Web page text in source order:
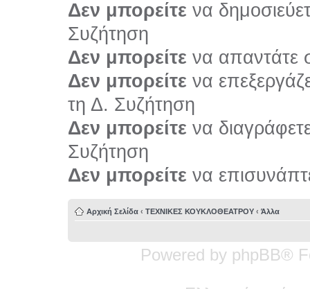
Δεν μπορείτε να
Συζήτηση
Δεν μπορείτε να απαντάτε
Δεν μπορείτε να
τη Δ. Συζήτηση
Δεν μπορείτε να
Συζήτηση
Δεν μπορείτε να
Αρχική Σελίδα ‹ ΤΕΧΝΙΚΕΣ ΚΟΥΚΛΟΘΕΑΤΡΟΥ ‹ Άλλα
Powered by phpBB®